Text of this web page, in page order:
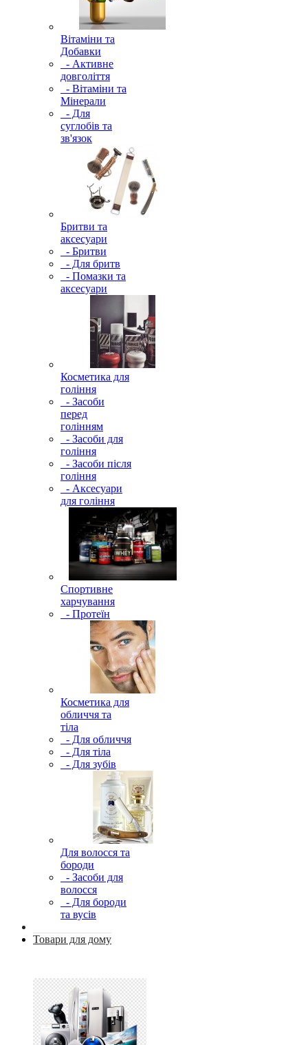
Вітаміни та
Добавки
- Активне
довголіття
- Вітаміни та
Мінерали
- Для
суглобів та
зв'язок
Бритви та
аксесуари
- Бритви
- Для бритв
- Помазки та
аксесуари
Косметика для
гоління
- Засоби
перед
голінням
- Засоби для
гоління
- Засоби після
гоління
- Аксесуари
для гоління
Спортивне
харчування
- Протеїн
Косметика для
обличчя та
тіла
- Для обличчя
- Для тіла
- Для зубів
Для волосся та
бороди
- Засоби для
волосся
- Для бороди
та вусів
Товари для дому